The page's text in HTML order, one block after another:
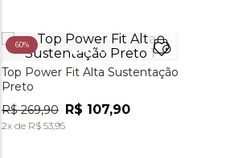
60%
Top Power Fit Alta Sustentação
Preto
R$ 269,90 R$ 107,90
2x de R$ 53,95